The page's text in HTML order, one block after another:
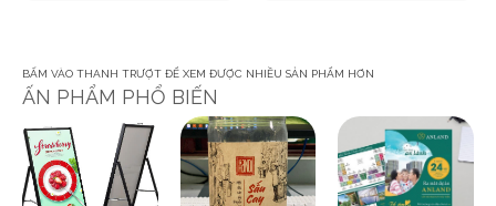
BẤM VÀO THANH TRƯỢT ĐỂ XEM ĐƯỢC NHIỀU SẢN PHẨM HƠN
ẤN PHẨM PHỔ BIẾN